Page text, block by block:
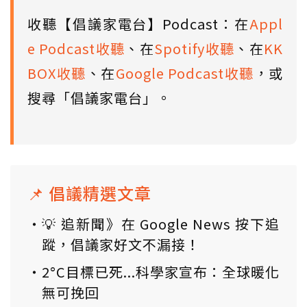
收聽【倡議家電台】Podcast：在Appl
e Podcast收聽 、在Spotify收聽 、在KK
BOX收聽 、在Google Podcast收聽 ，或
搜尋「倡議家電台」。
📌 倡議精選文章
💡 追新聞》在 Google News 按下追
蹤，倡議家好文不漏接！
2°C目標已死...科學家宣布：全球暖化
無可挽回